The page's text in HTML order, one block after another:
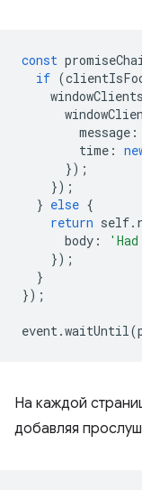
const
if (
windowClients
message :
time :
});
});
} else {
return self.
body :
});
}
});
event.waitUntil(
На каждой
добавляя